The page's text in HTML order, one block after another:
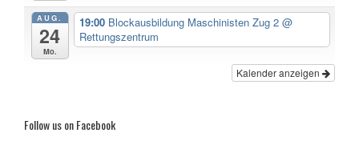
AUG.
24
Mo.
19:00 Blockausbildung Maschinisten Zug 2 @
Rettungszentrum
Kalender anzeigen
Follow us on Facebook